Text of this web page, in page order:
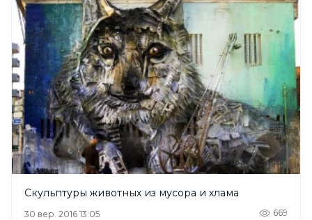
Скульптуры животных из мусора и хлама
30 вер. 2016 13:05 669